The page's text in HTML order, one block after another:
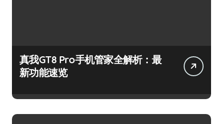
真我GT8 Pro手机管家全解析：最
新功能速览